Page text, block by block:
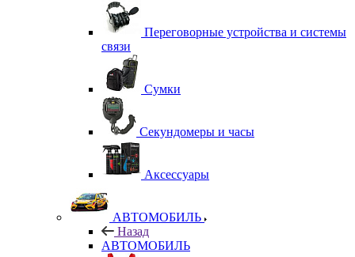
Переговорные устройства и системы
связи
Сумки
Секундомеры и часы
Аксессуары
АВТОМОБИЛЬ
Назад
АВТОМОБИЛЬ